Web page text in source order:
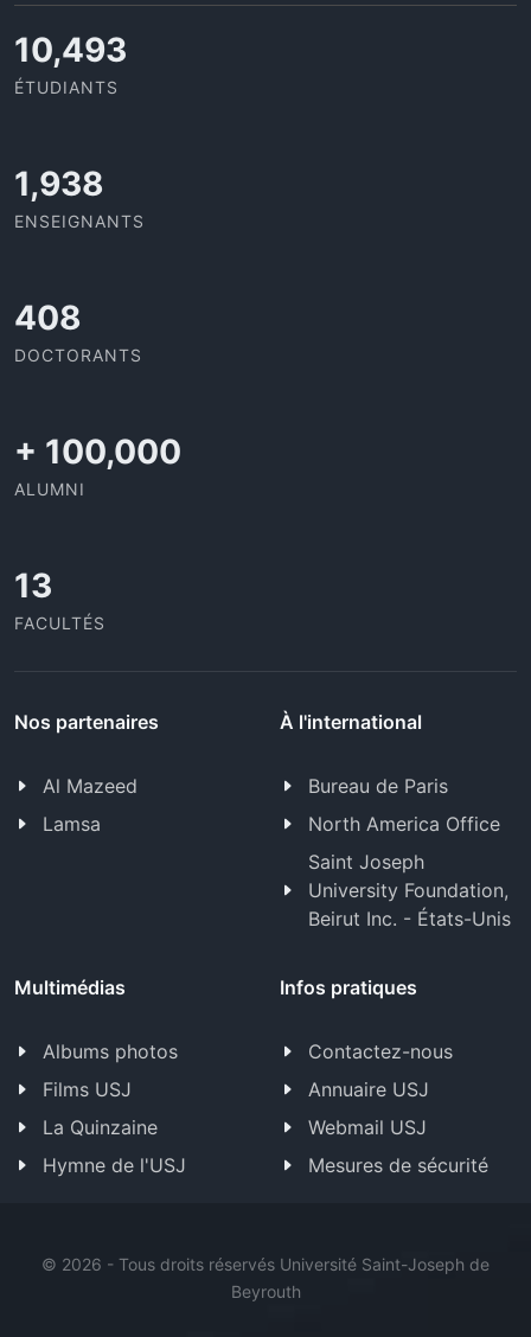
11,727
ÉTUDIANTS
2,142
ENSEIGNANTS
437
DOCTORANTS
+ 100,000
ALUMNI
13
FACULTÉS
Nos partenaires
Al Mazeed
Lamsa
À l'international
Bureau de Paris
North America Office
Saint Joseph
University Foundation,
Beirut Inc. - États-Unis
Multimédias
Albums photos
Films USJ
La Quinzaine
Hymne de l'USJ
Infos pratiques
Contactez-nous
Annuaire USJ
Webmail USJ
Mesures de sécurité
© 2026 - Tous droits réservés Université Saint-Joseph de
Beyrouth